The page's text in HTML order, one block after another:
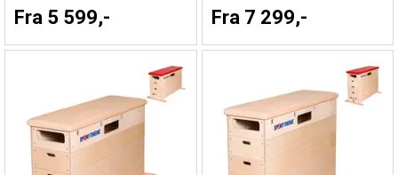
Fra 5 599,- Fra 7 299,-